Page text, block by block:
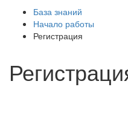
База знаний
Начало работы
Регистрация